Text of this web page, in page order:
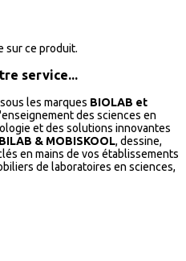
sur ce produit.
service...
les marques BIOLAB et
des sciences en
et des solutions innovantes
& MOBISKOOL, dessine,
en mains de vos établissements
de laboratoires en sciences,